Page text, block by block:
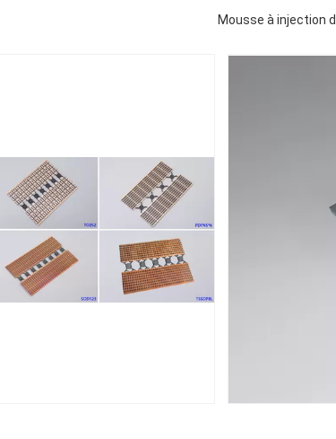
Mousse à injection